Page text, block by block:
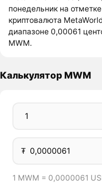
понедельник на
криптовалюта
диапазоне 0,00061
MWM.
Калькулятор MWM
₮
1 MWM = 0,0000061